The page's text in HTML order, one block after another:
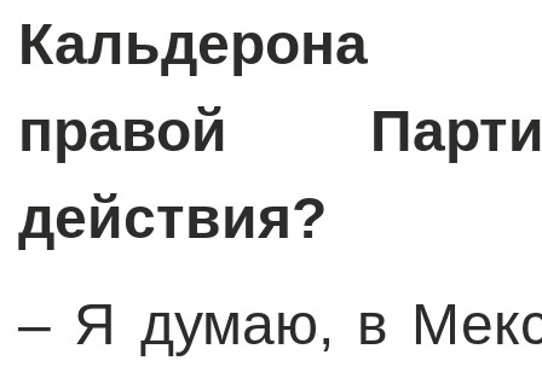
правой
действия?
– Я думаю, в